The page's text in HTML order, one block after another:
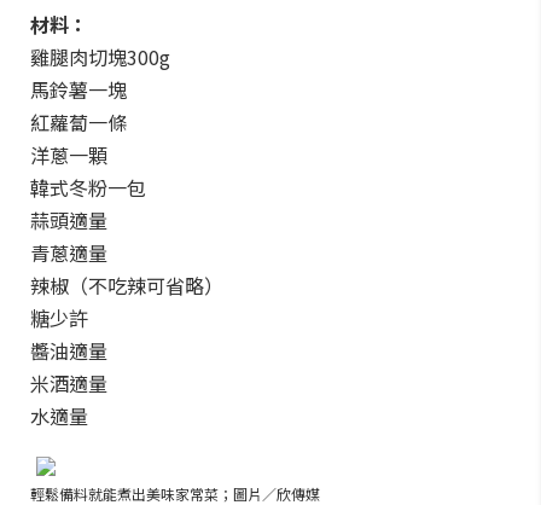
材料：
雞腿肉切塊300g
馬鈴薯一塊
紅蘿蔔一條
洋蔥一顆
韓式冬粉一包
蒜頭適量
青蔥適量
辣椒（不吃辣可省略）
糖少許
醬油適量
米酒適量
水適量
輕鬆備料就能煮出美味家常菜；圖片／欣傳媒